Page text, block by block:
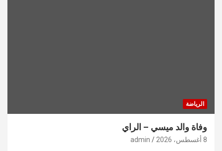
الرياضة
وفاة والد ميسي – الراي
8 أغسطس، 2026 admin